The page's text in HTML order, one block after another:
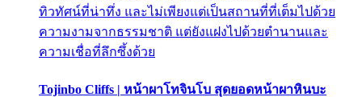
ทิวทัศน์ที่น่าทึ่ง และไม่เพียงแต่เป็นสถานที่ที่เต็มไปด้วย
ความงามจากธรรมชาติ แต่ยังแฝงไปด้วยตำนานและ
ความเชื่อที่ลึกซึ้งด้วย
Tojinbo Cliffs | หน้าผาโทจินโบ สุดยอดหน้าผาหินบะ